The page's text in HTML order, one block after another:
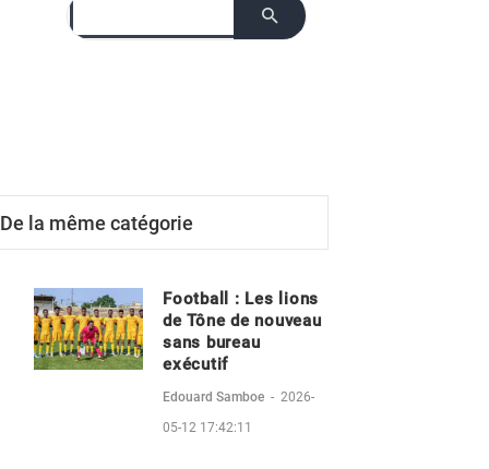
De la même catégorie
Football : Les lions
de Tône de nouveau
sans bureau
exécutif
Edouard Samboe - 2026-
05-12 17:42:11